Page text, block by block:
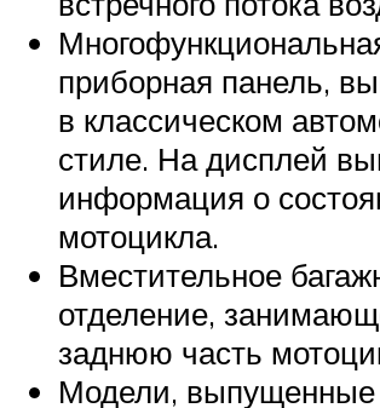
приборная панель,
в классическом
стиле. На дисплей
информация о
мотоцикла.
Вместительное
отделение,
заднюю часть
Модели, выпущенные